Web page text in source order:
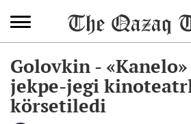
Golovkin -
jekpe-jegi
körsetiledi